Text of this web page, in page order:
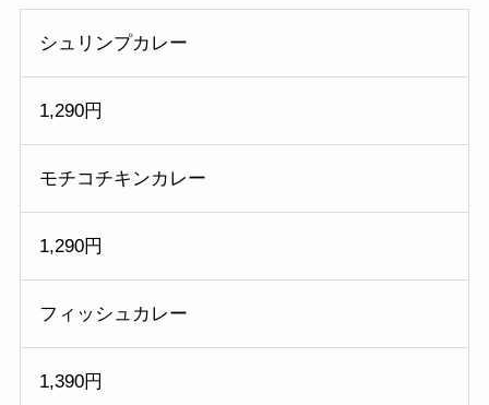
シュリンプカレー
1,290円
モチコチキンカレー
1,290円
フィッシュカレー
1,390円